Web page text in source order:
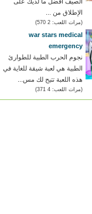
الإطلاق من ...
(مرات اللعب: 2 570)
war stars medical
emergency
نجوم الحرب الطبية للطوارئ
الطبية هي لعبة شيقة للغاية في
هذه اللعبة تتيح لك مس...
(مرات اللعب: 4 371)